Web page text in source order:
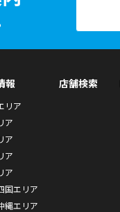
報
リア
ア
ア
ア
ア
国エリア
縄エリア
店舗検索